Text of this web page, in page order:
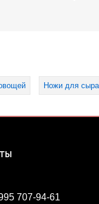
Ножи для сыра
707-94-61